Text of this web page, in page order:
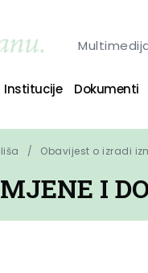
Institucije Dokumenti
Obavijest o izradi
I